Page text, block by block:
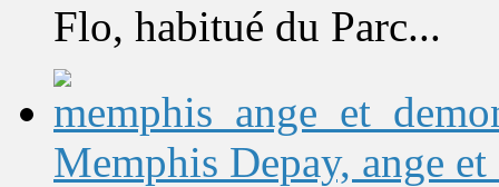
Flo, habitué du Parc...
Memphis Depay, ange et